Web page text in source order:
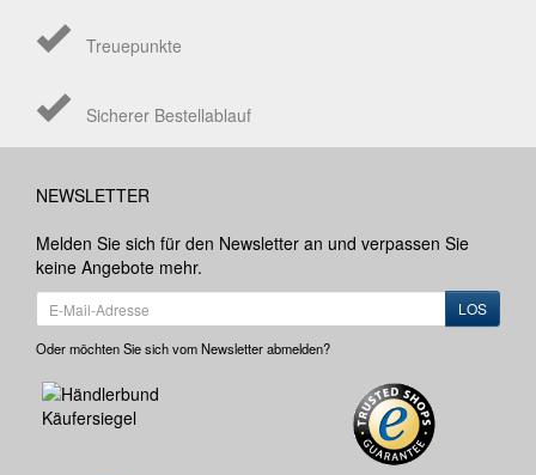
Treuepunkte
Sicherer Bestellablauf
NEWSLETTER
Melden Sie sich für den Newsletter an und verpassen Sie
keine Angebote mehr.
LOS
Oder möchten Sie sich vom Newsletter abmelden?